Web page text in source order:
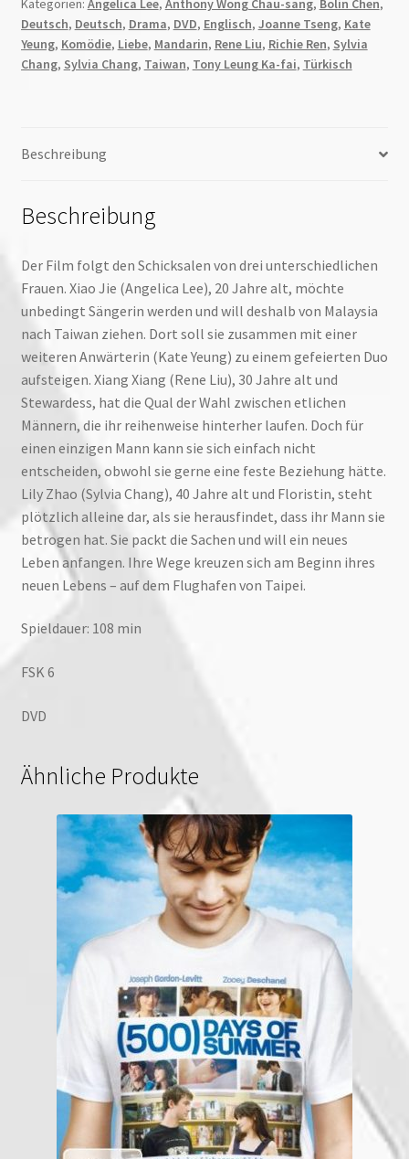
Kategorien: Angelica Lee, Anthony Wong Chau-sang, Bolin Chen,
Deutsch, Deutsch, Drama, DVD, Englisch, Joanne Tseng, Kate
Yeung, Komödie, Liebe, Mandarin, Rene Liu, Richie Ren, Sylvia
Chang, Sylvia Chang, Taiwan, Tony Leung Ka-fai, Türkisch
Beschreibung
Beschreibung
Der Film folgt den Schicksalen von drei unterschiedlichen
Frauen. Xiao Jie (Angelica Lee), 20 Jahre alt, möchte
unbedingt Sängerin werden und will deshalb von Malaysia
nach Taiwan ziehen. Dort soll sie zusammen mit einer
weiteren Anwärterin (Kate Yeung) zu einem gefeierten Duo
aufsteigen. Xiang Xiang (Rene Liu), 30 Jahre alt und
Stewardess, hat die Qual der Wahl zwischen etlichen
Männern, die ihr reihenweise hinterher laufen. Doch für
einen einzigen Mann kann sie sich einfach nicht
entscheiden, obwohl sie gerne eine feste Beziehung hätte.
Lily Zhao (Sylvia Chang), 40 Jahre alt und Floristin, steht
plötzlich alleine dar, als sie herausfindet, dass ihr Mann sie
betrogen hat. Sie packt die Sachen und will ein neues
Leben anfangen. Ihre Wege kreuzen sich am Beginn ihres
neuen Lebens – auf dem Flughafen von Taipei.
Spieldauer: 108 min
FSK 6
DVD
Ähnliche Produkte